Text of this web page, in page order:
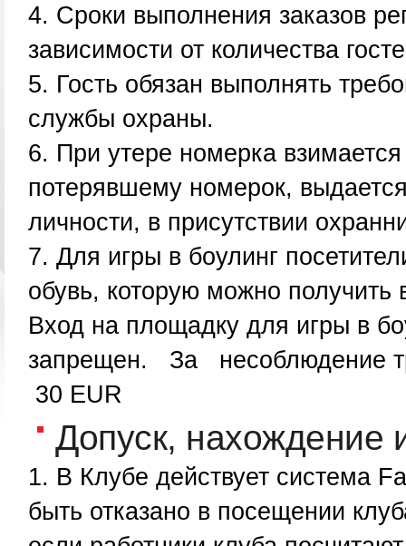
Сроки выполнения заказов
зависимости от количества
Гость обязан выполнять
службы охраны.
При утере номерка
потерявшему номерок,
личности, в присутствии
Для игры в боулинг
обувь, которую можно получить
Вход на площадку для игры в
запрещен.
За
несоблюдение
30 EUR
Допуск, нахождение
В Клубе действует система
быть отказано в посещении